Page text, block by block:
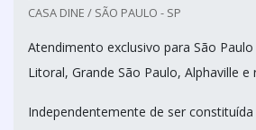
CASA DINE / SÃO PAULO - SP
Atendimento exclusivo para São Paulo
Litoral, Grande São Paulo, Alphaville
Independentemente de ser